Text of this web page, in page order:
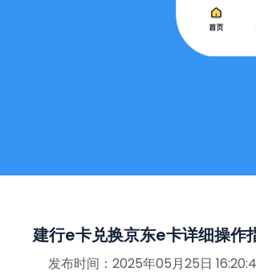
建行e卡兑换京东e卡详细操作
发布时间：2025年05月25日